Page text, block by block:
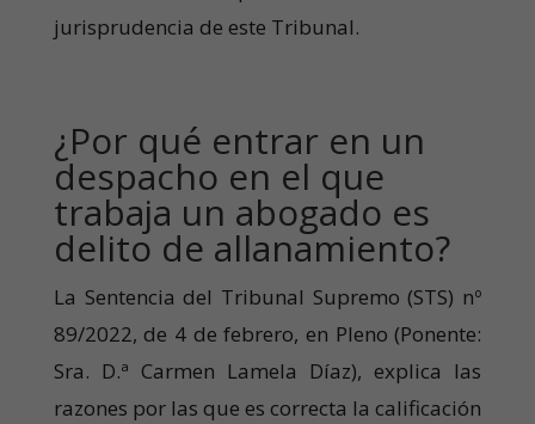
jurisprudencia de este Tribunal.
¿Por qué entrar en un
despacho en el que
trabaja un abogado es
delito de allanamiento?
La Sentencia del Tribunal Supremo (STS) nº
89/2022, de 4 de febrero, en Pleno (Ponente:
Sra. D.ª Carmen Lamela Díaz), explica las
razones por las que es correcta la calificación